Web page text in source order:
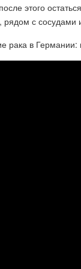
этого
рядом с сосудами
рака в Германии: